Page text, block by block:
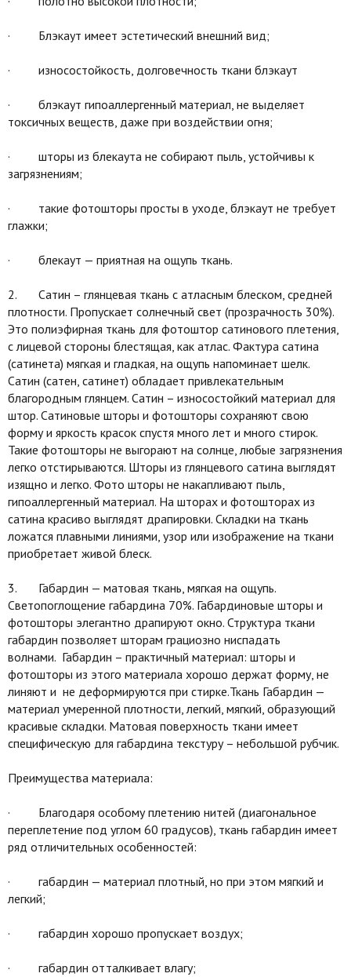
· Блэкаут имеет эстетический внешний вид;
· износостойкость, долговечность ткани блэкаут
· блэкаут гипоаллергенный материал, не выделяет
токсичных веществ, даже при воздействии огня;
· шторы из блекаута не собирают пыль, устойчивы к
загрязнениям;
· такие фотошторы просты в уходе, блэкаут не требует
глажки;
· блекаут — приятная на ощупь ткань.
2. Сатин – глянцевая ткань с атласным блеском, средней
плотности. Пропускает солнечный свет (прозрачность 30%).
Это полиэфирная ткань для фотоштор сатинового плетения,
с лицевой стороны блестящая, как атлас. Фактура сатина
(сатинета) мягкая и гладкая, на ощупь напоминает шелк.
Сатин (сатен, сатинет) обладает привлекательным
благородным глянцем. Сатин – износостойкий материал для
штор. Сатиновые шторы и фотошторы сохраняют свою
форму и яркость красок спустя много лет и много стирок.
Такие фотошторы не выгорают на солнце, любые загрязнения
легко отстирываются. Шторы из глянцевого сатина выглядят
изящно и легко. Фото шторы не накапливают пыль,
гипоаллергенный материал. На шторах и фотошторах из
сатина красиво выглядят драпировки. Складки на ткань
ложатся плавными линиями, узор или изображение на ткани
приобретает живой блеск.
3. Габардин — матовая ткань, мягкая на ощупь.
Светопоглощение габардина 70%. Габардиновые шторы и
фотошторы элегантно драпируют окно. Структура ткани
габардин позволяет шторам грациозно ниспадать
волнами. Габардин – практичный материал: шторы и
фотошторы из этого материала хорошо держат форму, не
линяют и не деформируются при стирке.Ткань Габардин —
материал умеренной плотности, легкий, мягкий, образующий
красивые складки. Матовая поверхность ткани имеет
специфическую для габардина текстуру – небольшой рубчик.
Преимущества материала:
· Благодаря особому плетению нитей (диагональное
переплетение под углом 60 градусов), ткань габардин имеет
ряд отличительных особенностей:
· габардин — материал плотный, но при этом мягкий и
легкий;
· габардин хорошо пропускает воздух;
· габардин отталкивает влагу;